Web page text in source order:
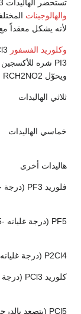
تستحضر الهاليدات PX3 عادة بالاتحاد المباشر بين الفسفور
والهالوجينات
لأنه يشكل معقداً مع
وكلوريد الفسفور
ويحوّل RCH2NO2 إلى RCN.
ثلاثي الهاليدات
خماسي الهاليدات
هاليدات أخرى
فلوريد PF3 (درجة حرارة غليانه -101.8 ْس)
PF5 (درجة غليانه -85 ْس)
P2Cl4 (درجة غليانه 180 ْس)
كلوريد PCl3 (درجة حرارة غليانه 76.2 ْس)
PCl5 (يتصعد بالدرجة 163 ْس)